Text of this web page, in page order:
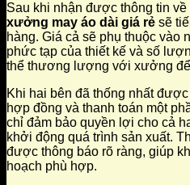
Sau khi nhận được thông tin
xưởng may áo dài giá rẻ sẽ
hàng. Giá cả sẽ phụ thuộc vào
phức tạp của thiết kế và số
thể thương lượng với xưởng
Khi hai bên đã thống nhất
hợp đồng và thanh toán một
chỉ đảm bảo quyền lợi cho cả
khởi động quá trình sản xuất.
được thông báo rõ ràng, giúp
hoạch phù hợp.